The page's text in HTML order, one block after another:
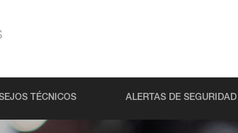
TÉCNICOS ALERTAS DE SEGURIDAD